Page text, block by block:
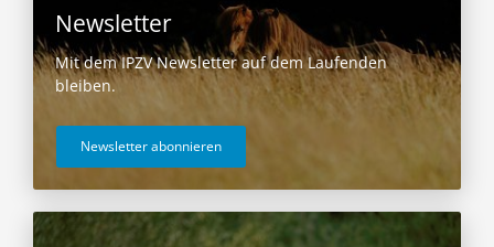
Newsletter
Mit dem IPZV Newsletter auf dem Laufenden
bleiben.
Newsletter abonnieren